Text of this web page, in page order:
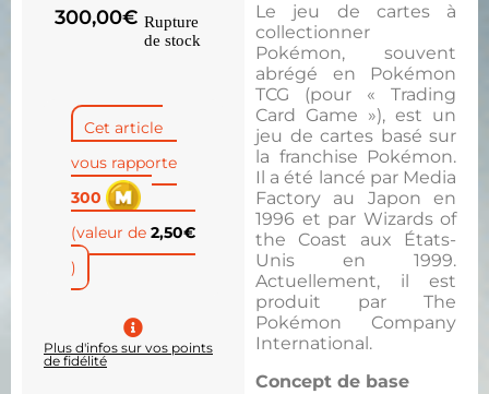
Le jeu de cartes à
collectionner
Pokémon, souvent
abrégé en Pokémon
TCG (pour « Trading
Card Game »), est un
jeu de cartes basé sur
la franchise Pokémon.
Il a été lancé par Media
Factory au Japon en
1996 et par Wizards of
the Coast aux États-
Unis en 1999.
Actuellement, il est
produit par The
Pokémon Company
International.
Concept de base
300,00€ Rupture
de stock
Cet article
vous rapporte
300
(valeur de 2,50€
)
Plus d'infos sur vos points
de fidélité